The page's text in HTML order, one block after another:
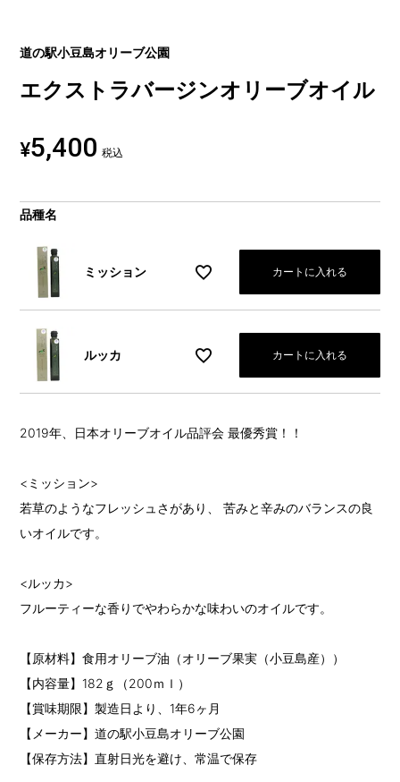
道の駅小豆島オリーブ公園
エクストラバージンオリーブオイル
¥5,400 税込
品種名
ミッション カートに入れる
ルッカ カートに入れる
2019年、日本オリーブオイル品評会 最優秀賞！！
<ミッション>
若草のようなフレッシュさがあり、 苦みと辛みのバランスの良
いオイルです。
<ルッカ>
フルーティーな香りでやわらかな味わいのオイルです。
【原材料】食用オリーブ油（オリーブ果実（小豆島産））
【内容量】182ｇ（200ｍｌ）
【賞味期限】製造日より、1年6ヶ月
【メーカー】道の駅小豆島オリーブ公園
【保存方法】直射日光を避け、常温で保存